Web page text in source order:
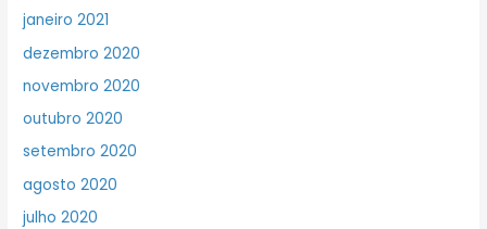
janeiro 2021
dezembro 2020
novembro 2020
outubro 2020
setembro 2020
agosto 2020
julho 2020